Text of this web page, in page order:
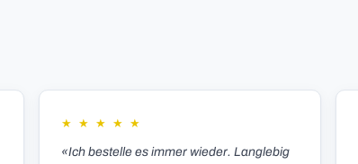
★ ★ ★ ★ ★
«Ich bestelle es immer wieder. Langlebig